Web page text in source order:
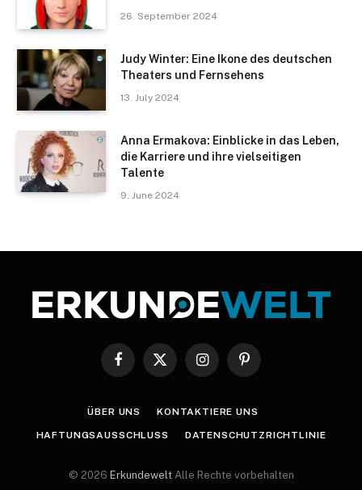
26. September 2024
Judy Winter: Eine Ikone des deutschen
Theaters und Fernsehens
13. July 2024
Anna Ermakova: Einblicke in das Leben,
die Karriere und ihre vielseitigen
Talente
9. June 2024
Facebook
X
InstagramPinterest
ÜBER UNS KONTAKTIERE UNS
HAFTUNGSAUSSCHLUSS DATENSCHUTZRICHTLINIE
© 2026 Erkundewelt Alle Rechte vorbehalten